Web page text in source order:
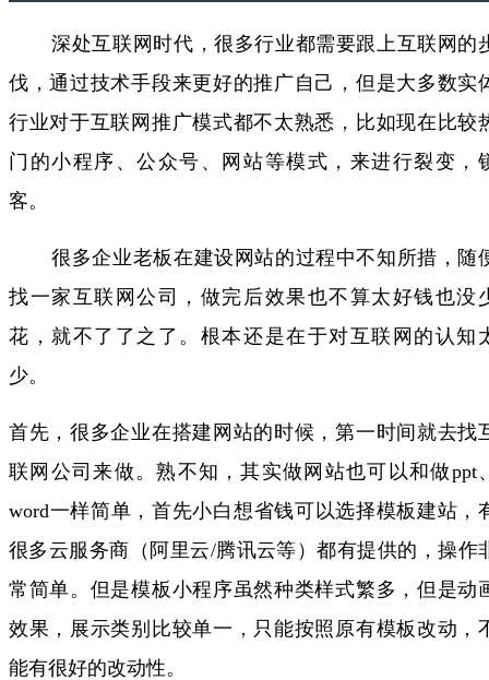
深处互联网时代，很多行业都需要跟上互联网的
伐，通过技术手段来更好的推广自己，但是大多数实
行业对于互联网推广模式都不太熟悉，比如现在比较
门的小程序、公众号、网站等模式，来进行裂变，
客。
很多企业老板在建设网站的过程中不知所措，随
找一家互联网公司，做完后效果也不算太好钱也没
花，就不了了之了。根本还是在于对互联网的认知
少。
首先，很多企业在搭建网站的时候，第一时间就去找
联网公司来做。熟不知，其实做网站也可以和做ppt
word一样简单，首先小白想省钱可以选择模板建站，
很多云服务商（阿里云/腾讯云等）都有提供的，操作
常简单。但是模板小程序虽然种类样式繁多，但是动
效果，展示类别比较单一，只能按照原有模板改动，
能有很好的改动性。